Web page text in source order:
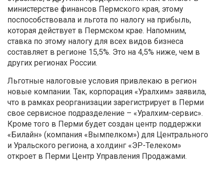
министерстве финансов Пермского края, этому
поспособствовала и льгота по налогу на прибыль,
которая действует в Пермском крае. Напомним,
ставка по этому налогу для всех видов бизнеса
составляет в регионе 15,5%. Это на 4,5% ниже, чем в
других регионах России.
Льготные налоговые условия привлекаю в регион
новые компании. Так, корпорация «Уралхим» заявила,
что в рамках реорганизации зарегистрирует в Перми
свое сервисное подразделение – «Уралхим-сервис».
Кроме того в Перми будет создан центр поддержки
«Билайн» (компания «Вымпелком») для Центрального
и Уральского региона, а холдинг «ЭР-Телеком»
откроет в Перми Центр Управления Продажами.